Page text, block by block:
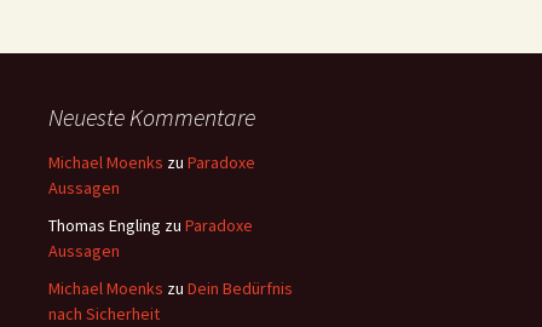
Neueste Kommentare
Michael Moenks zu Paradoxe
Aussagen
Thomas Engling zu Paradoxe
Aussagen
Michael Moenks zu Dein Bedürfnis
nach Sicherheit